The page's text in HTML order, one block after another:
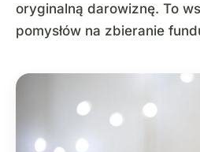
oryginalną darowiznę. To
pomysłów na zbieranie